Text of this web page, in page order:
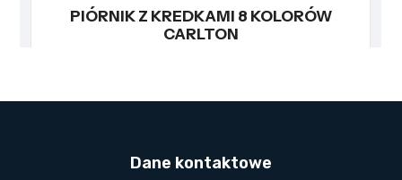
Dane kontaktowe